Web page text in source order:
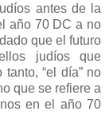
antes de la
año 70 DC a no
que el futuro
judíos que
“el día” no
que se refiere a
en el año 70